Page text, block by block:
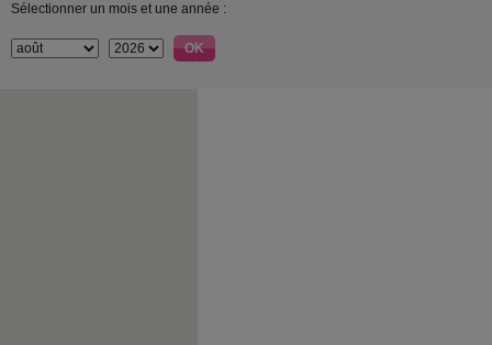
Sélectionner un mois et une année :